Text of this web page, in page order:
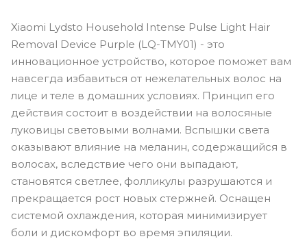
Xiaomi Lydsto Household Intense Pulse Light Hair
Removal Device Purple (LQ-TMY01) - это
инновационное устройство, которое поможет вам
навсегда избавиться от нежелательных волос на
лице и теле в домашних условиях. Принцип его
действия состоит в воздействии на волосяные
луковицы световыми волнами. Вспышки света
оказывают влияние на меланин, содержащийся в
волосах, вследствие чего они выпадают,
становятся светлее, фолликулы разрушаются и
прекращается рост новых стержней. Оснащен
системой охлаждения, которая минимизирует
боли и дискомфорт во время эпиляции.